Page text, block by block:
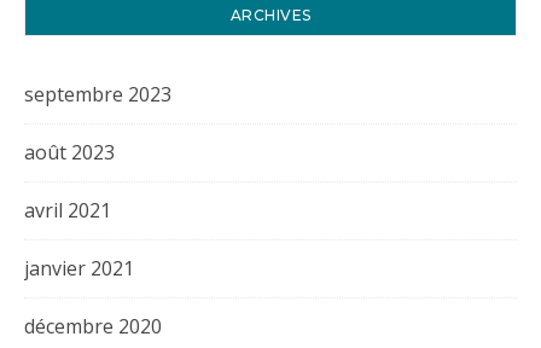
ARCHIVES
septembre 2023
août 2023
avril 2021
janvier 2021
décembre 2020